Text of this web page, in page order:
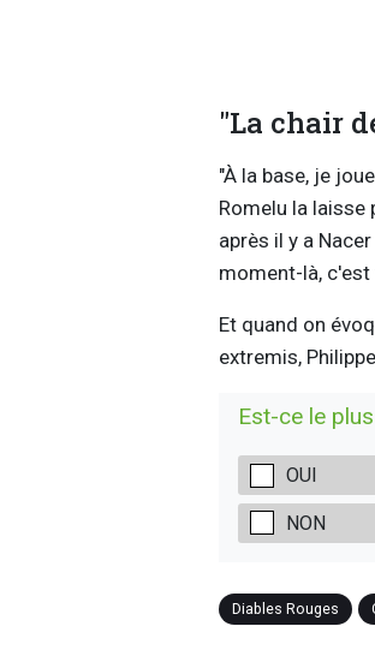
"La chair
"À la base, je
Romelu la laisse
après il y a
moment-là, c'est
Et quand on
extremis,
Est-ce le
OUI
NON
Diables Rouges